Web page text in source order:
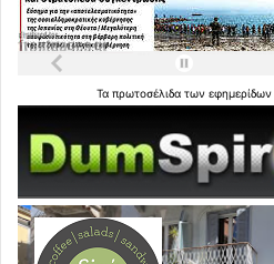
Τα πρωτοσέλιδα των εφημερίδων